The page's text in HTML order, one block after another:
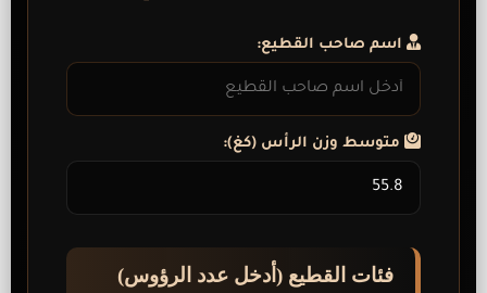
اسم صاحب القطيع:
متوسط وزن الرأس (كغ):
فئات القطيع (أدخل عدد الرؤوس)